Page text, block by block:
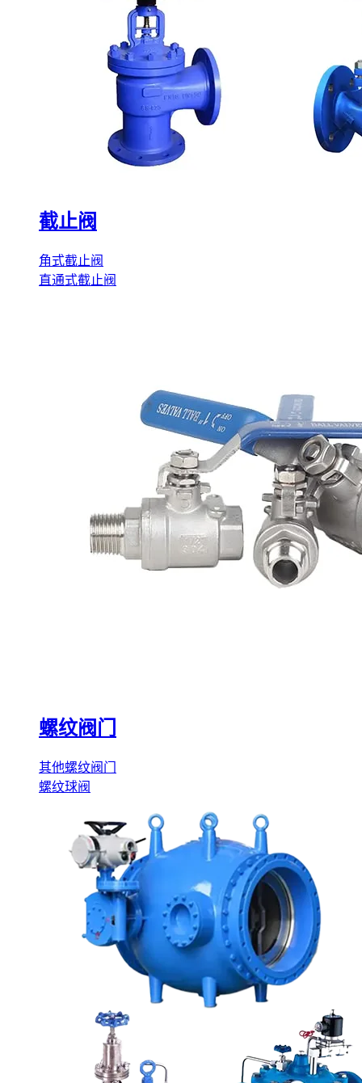
截止阀
角式截止阀
直通式截止阀
螺纹阀门
其他螺纹阀门
螺纹球阀